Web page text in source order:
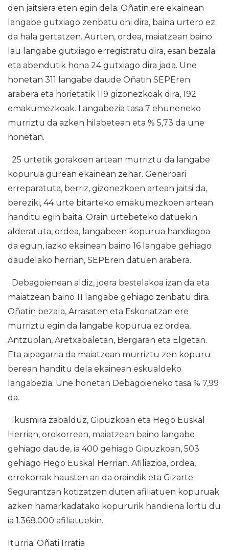
den jaitsiera eten egin dela. Oñatin ere ekainean
langabe gutxiago zenbatu ohi dira, baina urtero ez
da hala gertatzen. Aurten, ordea, maiatzean baino
lau langabe gutxiago erregistratu dira, esan bezala
eta abendutik hona 24 gutxiago dira jada. Une
honetan 311 langabe daude Oñatin SEPEren
arabera eta horietatik 119 gizonezkoak dira, 192
emakumezkoak. Langabezia tasa 7 ehuneneko
murriztu da azken hilabetean eta % 5,73 da une
honetan.
25 urtetik gorakoen artean murriztu da langabe
kopurua gurean ekainean zehar. Generoari
erreparatuta, berriz, gizonezkoen artean jaitsi da,
bereziki, 44 urte bitarteko emakumezkoen artean
handitu egin baita. Orain urtebeteko datuekin
alderatuta, ordea, langabeen kopurua handiagoa
da egun, iazko ekainean baino 16 langabe gehiago
daudelako herrian, SEPEren datuen arabera.
Debagoienean aldiz, joera bestelakoa izan da eta
maiatzean baino 11 langabe gehiago zenbatu dira.
Oñatin bezala, Arrasaten eta Eskoriatzan ere
murriztu egin da langabe kopurua ez ordea,
Antzuolan, Aretxabaletan, Bergaran eta Elgetan.
Eta aipagarria da maiatzean murriztu zen kopuru
berean handitu dela ekainean eskualdeko
langabezia. Une honetan Debagoieneko tasa % 7,99
da.
Ikusmira zabalduz, Gipuzkoan eta Hego Euskal
Herrian, orokorrean, maiatzean baino langabe
gehiago daude, ia 400 gehiago Gipuzkoan, 503
gehiago Hego Euskal Herrian. Afiliazioa, ordea,
errekorrak hausten ari da oraindik eta Gizarte
Segurantzan kotizatzen duten afiliatuen kopuruak
azken hamarkadatako kopururik handiena lortu du
ia 1.368.000 afiliatuekin.
Iturria: Oñati Irratia